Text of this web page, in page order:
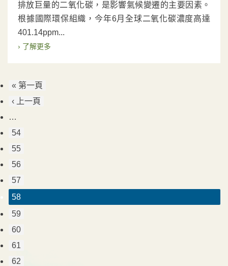
排放巨量的二氧化碳，是影響氣候變遷的主要因素。
根據國際環保組織，今年6月全球二氧化碳濃度高達
401.14ppm...
› 了解更多
« 第一頁
‹ 上一頁
…
54
55
56
57
58
59
60
61
62